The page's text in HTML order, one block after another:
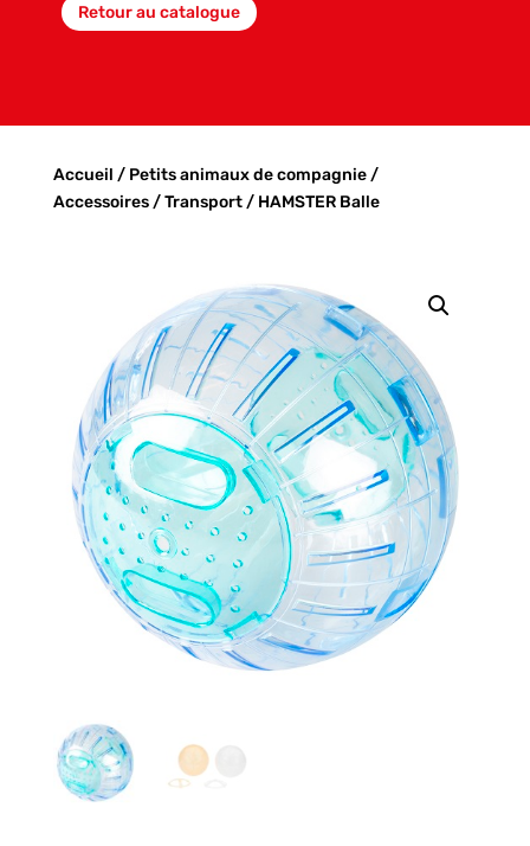
Retour au catalogue
Accueil / Petits animaux de compagnie/
Accessoires/Transport/ HAMSTER Balle